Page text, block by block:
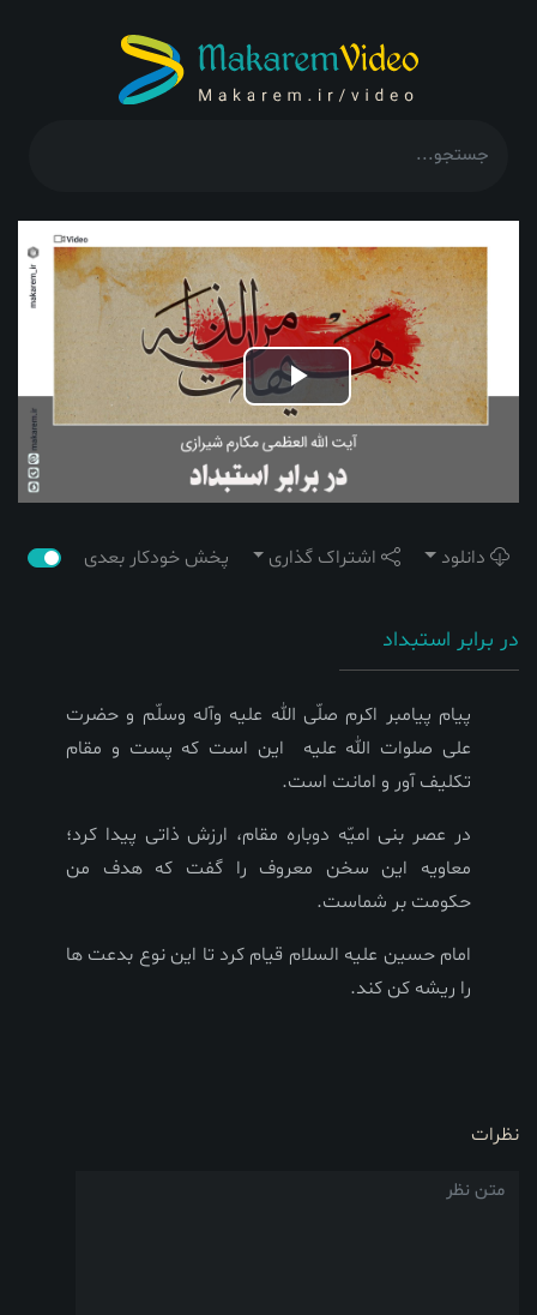
Play
Video
دانلود اشتراک گذاری پخش خودکار بعدی
در برابر استبداد
پیام پیامبر اکرم صلّى الله علیه وآله وسلّم و حضرت
على صلوات الله علیه این است که پست و مقام
تکلیف آور و امانت است.
در عصر بنى امیّه دوباره مقام، ارزش ذاتى پیدا کرد؛
معاویه این سخن معروف را گفت که هدف من
حکومت بر شماست.
امام حسین علیه السلام قیام کرد تا این نوع بدعت ها
را ریشه کن کند.
نظرات